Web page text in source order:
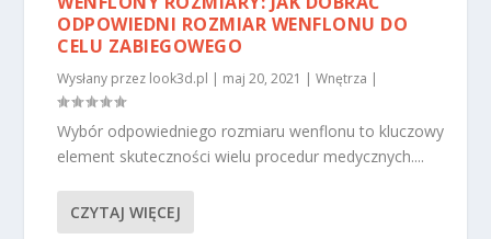
ODPOWIEDNI ROZMIAR WENFLONU DO
CELU ZABIEGOWEGO
Wysłany przez look3d.pl | maj 20, 2021 |Wnętrza |
Wybór odpowiedniego rozmiaru wenflonu to kluczowy
element skuteczności wielu procedur medycznych....
CZYTAJ WIĘCEJ